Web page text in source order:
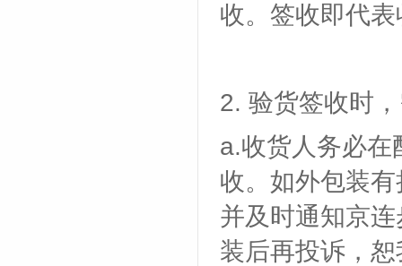
收。签收即代
2. 验货签收时
a.收货人务必在
收。如外包装
并及时通知京
装后再投诉，